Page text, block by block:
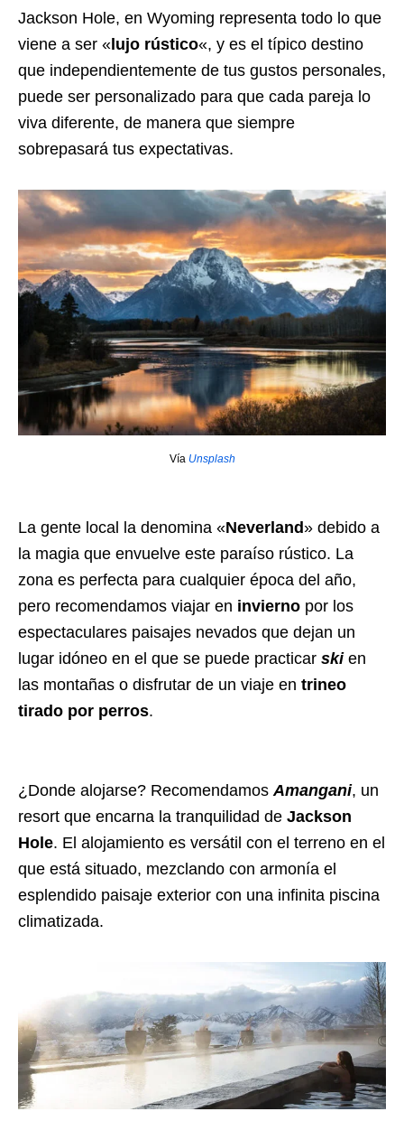
Jackson Hole, en Wyoming representa todo lo que
viene a ser « lujo rústico«, y es el típico destino
que independientemente de tus gustos personales,
puede ser personalizado para que cada pareja lo
viva diferente, de manera que siempre
sobrepasará tus expectativas.
Vía Unsplash
La gente local la denomina «Neverland» debido a
la magia que envuelve este paraíso rústico. La
zona es perfecta para cualquier época del año,
pero recomendamos viajar en invierno por los
espectaculares paisajes nevados que dejan un
lugar idóneo en el que se puede practicar ski en
las montañas o disfrutar de un viaje en trineo
tirado por perros.
¿Donde alojarse? RecomendamosAmangani, un
resort que encarna la tranquilidad de Jackson
Hole. El alojamiento es versátil con el terreno en el
que está situado, mezclando con armonía el
esplendido paisaje exterior con una infinita piscina
climatizada.